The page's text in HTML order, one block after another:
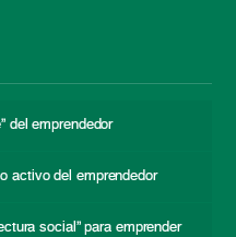
del emprendedor
activo del emprendedor
social” para emprender